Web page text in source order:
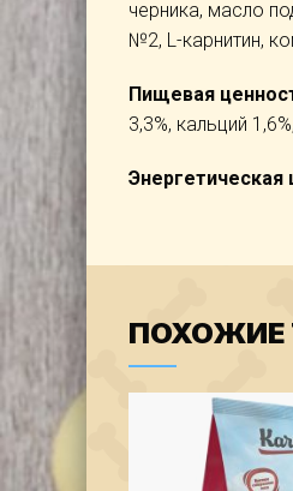
черника, масло
№2, L-карнитин,
Пищевая
3,3%, кальций
Энергетическая
ПОХОЖИЕ